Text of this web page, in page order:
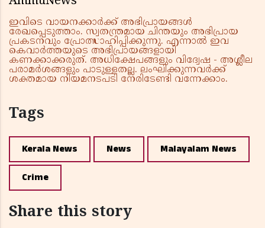
ഇവിടെ വായനക്കാർക്ക് അഭിപ്രായങ്ങൾ
രേഖപ്പെടുത്താം. സ്വതന്ത്രമായ ചിന്തയും അഭിപ്രായ
പ്രകടനവും പ്രോത്സാഹിപ്പിക്കുന്നു. എന്നാൽ ഇവ
കെവാർത്തയുടെ അഭിപ്രായങ്ങളായി
കണക്കാക്കരുത്. അധിക്ഷേപങ്ങളും വിദ്വേഷ - അശ്ലീല
പരാമർശങ്ങളും പാടുള്ളതല്ല. ലംഘിക്കുന്നവർക്ക്
ശക്തമായ നിയമനടപടി നേരിടേണ്ടി വന്നേക്കാം.
Tags
Kerala News News Malayalam News
Crime
Share this story